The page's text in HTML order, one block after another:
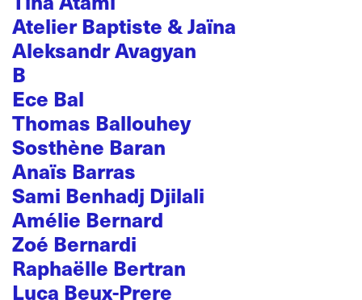
Atelier Baptiste & Jaïna
Aleksandr Avagyan
B
Ece Bal
Thomas Ballouhey
Sosthène Baran
Anaïs Barras
Sami Benhadj Djilali
Amélie Bernard
Zoé Bernardi
Raphaëlle Bertran
Luca Beux-Prere